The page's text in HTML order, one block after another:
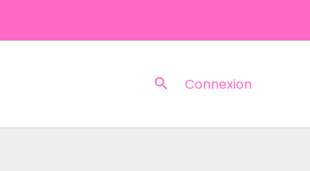
Rechercher
Connexion